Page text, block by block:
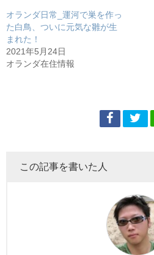
ン
ド
ウ
で
開
き
ま
す)
く
だ
さ
し
い
ウ
オランダ日常_運河で巣を作っ
た白鳥、ついに元気な雛が生
まれた！
2021年5月24日
オランダ在住情報
この記事を書いた人